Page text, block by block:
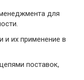
для
и их применение в
поставок,